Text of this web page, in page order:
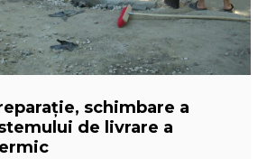
schimbare a
de livrare a